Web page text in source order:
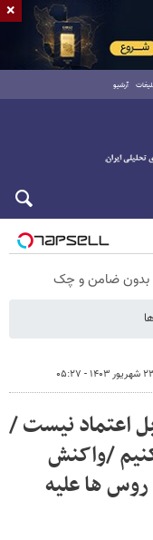
آرشیو
۱۴۰۳ - ۰۵:۲۷
اعتماد نیست /
کنیم /واکنش
روس ها علیه
×